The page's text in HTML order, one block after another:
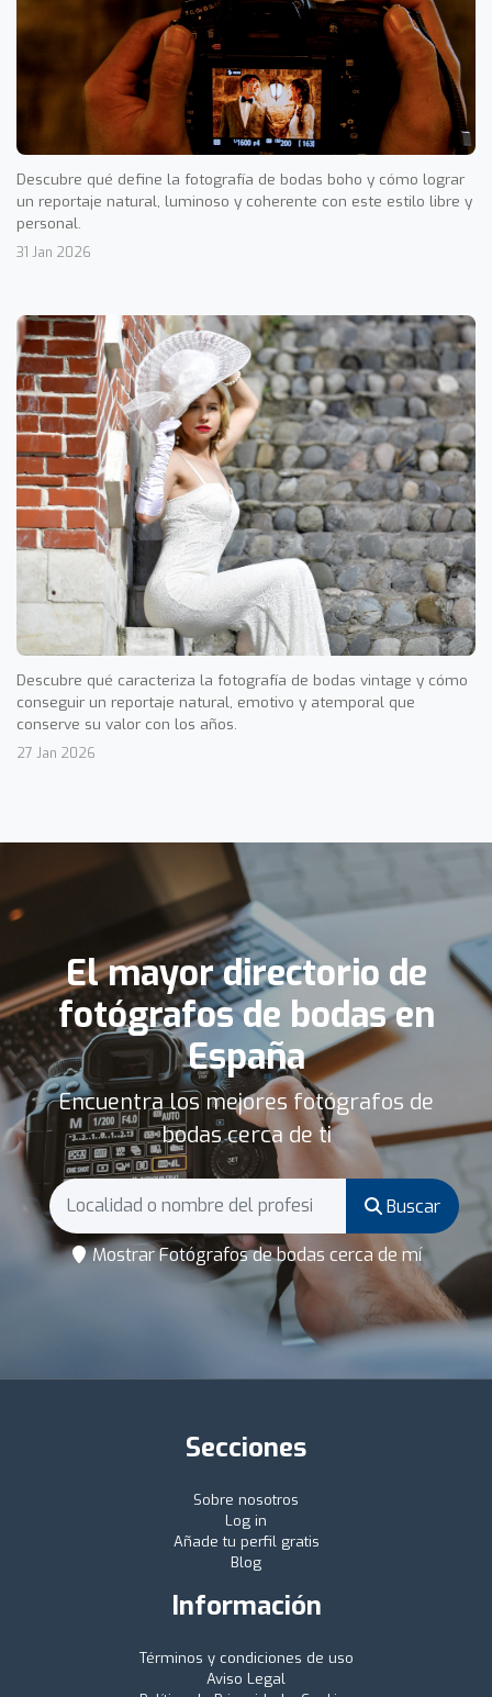
Descubre qué define la fotografía de bodas boho y cómo lograr
un reportaje natural, luminoso y coherente con este estilo libre y
personal.
31 Jan 2026
Descubre qué caracteriza la fotografía de bodas vintage y cómo
conseguir un reportaje natural, emotivo y atemporal que
conserve su valor con los años.
27 Jan 2026
El mayor directorio de
fotógrafos de bodas en
España
Encuentra los mejores fotógrafos de
bodas cerca de ti
Buscar
Mostrar Fotógrafos de bodas cerca de mí
Secciones
Sobre nosotros
Log in
Añade tu perfil gratis
Blog
Información
Términos y condiciones de uso
Aviso Legal